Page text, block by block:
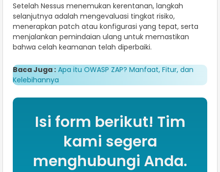
Setelah Nessus menemukan kerentanan, langkah
selanjutnya adalah mengevaluasi tingkat risiko,
menerapkan patch atau konfigurasi yang tepat, serta
menjalankan pemindaian ulang untuk memastikan
bahwa celah keamanan telah diperbaiki.
Baca Juga : Apa itu OWASP ZAP? Manfaat, Fitur, dan
Kelebihannya
Isi form berikut! Tim
kami segera
menghubungi Anda.